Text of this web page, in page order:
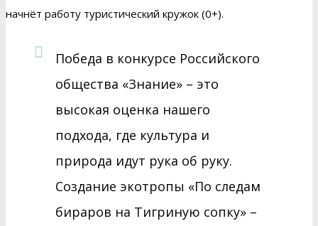
начнёт работу туристический кружок (0+).
Победа в конкурсе Российского
общества «Знание» – это
высокая оценка нашего
подхода, где культура и
природа идут рука об руку.
Создание экотропы «По следам
бираров на Тигриную сопку» –